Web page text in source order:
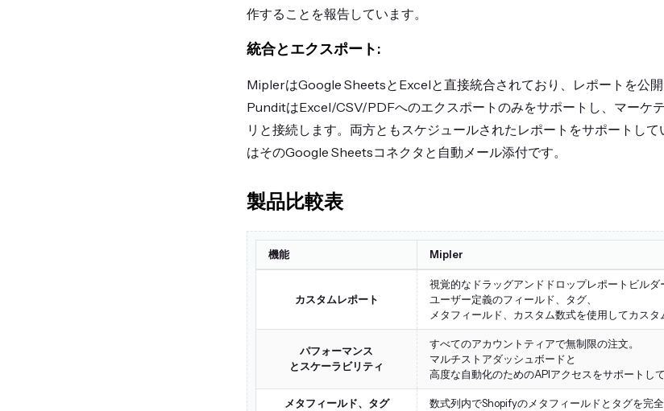
作することを報告しています。
統合とエクスポート:
MiplerはGoogle SheetsとExcelと直接統合されており、レポートを公
PunditはExcel/CSV/PDFへのエクスポートのみをサポートし、マーケ
リと接続します。両方ともスケジュールされたレポートをサポートし
はそのGoogle Sheetsコネクタと自動メール添付です。
製品比較表
機能 Mipler
カスタムレポート
視覚的なドラッグアンドドロップレポートビルダ
ユーザー定義のフィールド、タグ、
メタフィールド、カスタム数式を使用してカスタ
パフォーマンス
とスケーラビリティ
すべてのアカウントティアで無制限の注文。
マルチストアダッシュボードと
高度な自動化のためのAPIアクセスをサポートして
メタフィールド、タグ
数式列内でShopifyのメタフィールドとタグを完全